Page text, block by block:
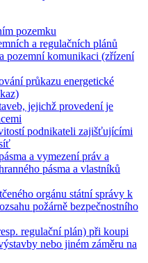
pozemku
a regulačních plánů
pozemní komunikaci (zřízení
průkazu energetické
jejichž provedení je
podnikateli zajišťujícími
a vymezení práv a
pásma a vlastníků
orgánu státní správy k
požárně bezpečnostního
regulační plán) při koupi
nebo jiném záměru na